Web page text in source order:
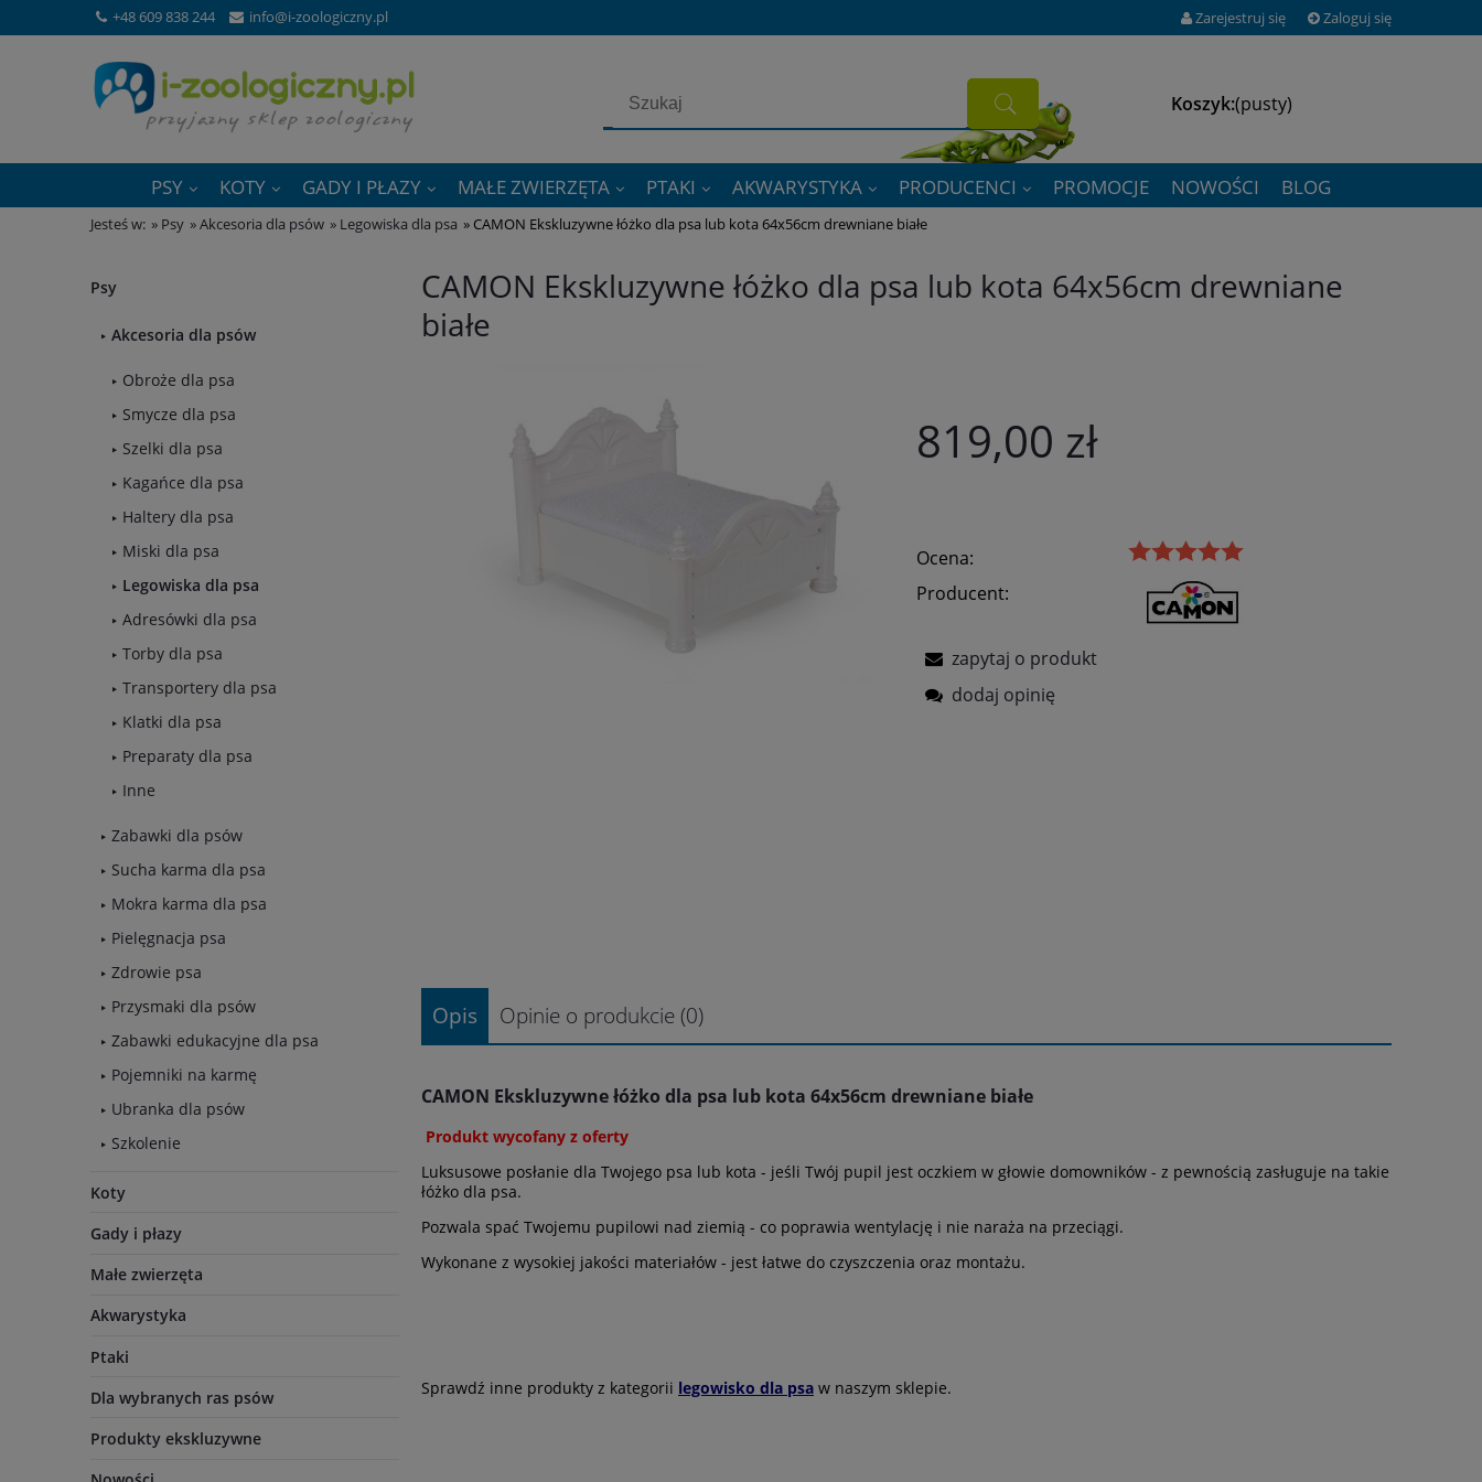
+48 609 838 244 info@i-zoologiczny.pl Zarejestruj się Zaloguj się
Koszyk:(pusty)
PSY KOTY GADY I PŁAZY MAŁE ZWIERZĘTA PTAKI AKWARYSTYKA PRODUCENCI PROMOCJE NOWOŚCI BLOG
Jesteś w: » Psy »Akcesoria dla psów » Legowiska dla psa » CAMON Ekskluzywne łóżko dla psa lub kota 64x56cm drewniane białe
Psy
Akcesoria dla psów
Obroże dla psa
Smycze dla psa
Szelki dla psa
Kagańce dla psa
Haltery dla psa
Miski dla psa
Legowiska dla psa
Adresówki dla psa
Torby dla psa
Transportery dla psa
Klatki dla psa
Preparaty dla psa
Inne
Zabawki dla psów
Sucha karma dla psa
Mokra karma dla psa
Pielęgnacja psa
Zdrowie psa
Przysmaki dla psów
Zabawki edukacyjne dla psa
Pojemniki na karmę
Ubranka dla psów
Szkolenie
Koty
Gady i płazy
Małe zwierzęta
Akwarystyka
Ptaki
Dla wybranych ras psów
Produkty ekskluzywne
CAMON Ekskluzywne łóżko dla psa lub kota 64x56cm drewniane
białe
819,00 zł
Ocena:
Producent:
zapytaj o produkt
dodaj opinię
Opis Opinie o produkcie (0)
CAMON Ekskluzywne łóżko dla psa lub kota 64x56cm drewniane białe
Produkt wycofany z oferty
Luksusowe posłanie dla Twojego psa lub kota - jeśli Twój pupil jest oczkiem w głowie domowników - z pewnością zasługuje na takie
łóżko dla psa.
Pozwala spać Twojemu pupilowi nad ziemią - co poprawia wentylację i nie naraża na przeciągi.
Wykonane z wysokiej jakości materiałów - jest łatwe do czyszczenia oraz montażu.
Sprawdź inne produkty z kategorii legowisko dla psa w naszym sklepie.